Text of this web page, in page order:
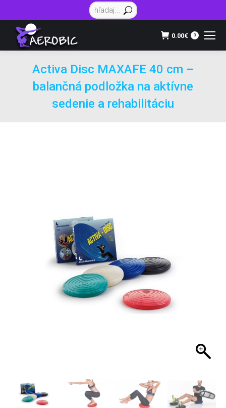
Vyhľadávanie:
0.00€ 0
Activa Disc MAXAFE 40 cm –
balančná podložka na aktívne
sedenie a rehabilitáciu